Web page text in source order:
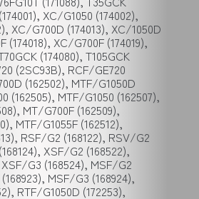
XC/G1050 (174002),
XC/G700D (174013), XC/1050D
(174018), XC/G700F (174019),
(174080), T105GCK
(2SC93B), RCF/GE720
(162502), MTF/G1050D
(162505), MTF/G1050 (162507),
MT/G700F (162509),
MTF/G1055F (162512),
RSF/G2 (168122), RSV/G2
XSF/G2 (168522),
G3 (168524), MSF/G2
MSF/G3 (168924),
RTF/G1050D (172253),